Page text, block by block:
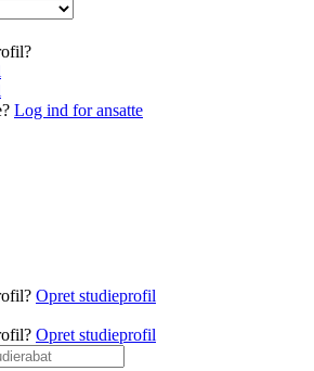
Log ind for ansatte
Opret studieprofil
Opret studieprofil